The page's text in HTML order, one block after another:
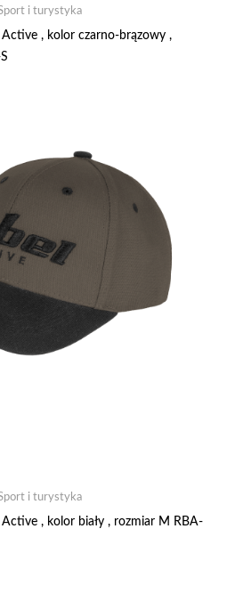
i turystyka
Active , kolor czarno-brązowy ,
i turystyka
Active , kolor biały , rozmiar M RBA-